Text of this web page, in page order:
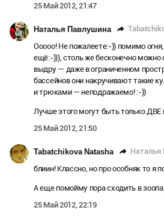
25 Май 2012, 21:47
Наталья Павлушина
Ооооо! Не пожалеете:-)) помимо
ещё:-))), столь же бесконечно
выдру — даже в ограниченном
бассейнов они накручивают такие
и трюками — неподражаемо! :-))
Лучше этого могут быть только
25 Май 2012, 21:50
Tabatchikova Natasha
блиин! Классно, но про особняк то я
А еще помойму пора сходить в
25 Май 2012, 22:19